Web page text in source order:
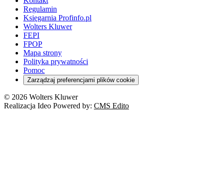
Regulamin
Księgarnia Profinfo.pl
Wolters Kluwer
FEPI
FPOP
Mapa strony
Polityka prywatności
Pomoc
Zarządzaj preferencjami plików cookie
© 2026 Wolters Kluwer
Realizacja Ideo Powered by: CMS Edito